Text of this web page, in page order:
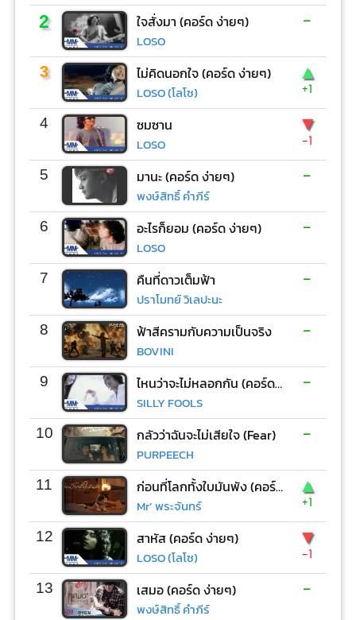
2 ใจสั่งมา (คอร์ด ง่ายๆ)
LOSO
-
3 ไม่คิดนอกใจ (คอร์ด ง่ายๆ)
LOSO (โลโซ)
▲
+1
4 ซมซาน
LOSO
▼
-1
5 มานะ (คอร์ด ง่ายๆ)
พงษ์สิทธิ์ คำภีร์
-
6 อะไรก็ยอม (คอร์ด ง่ายๆ)
LOSO
-
7 คืนที่ดาวเต็มฟ้า
ปราโมทย์ วิเลปะนะ
-
8 ฟ้าสีครามกับความเป็นจริง
BOVINI
-
9 ไหนว่าจะไม่หลอกกัน (คอร์ด ง่ายๆ)
SILLY FOOLS
-
10 กลัวว่าฉันจะไม่เสียใจ (Fear)
PURPEECH
-
11 ก่อนที่โลกทั้งใบมันพัง (คอร์ด ง่ายๆ)
Mr’ พระจันทร์
▲
+1
12 สาหัส (คอร์ด ง่ายๆ)
LOSO (โลโซ)
▼
-1
13 เสมอ (คอร์ด ง่ายๆ)
พงษ์สิทธิ์ คำภีร์
-